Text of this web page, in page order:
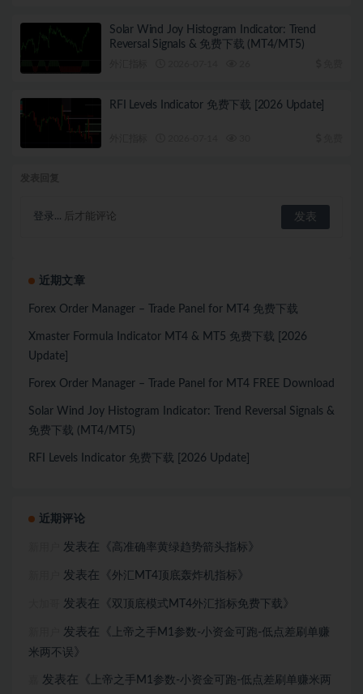
Solar Wind Joy Histogram Indicator: Trend
Reversal Signals & 免费下载 (MT4/MT5)
RFI Levels Indicator 免费下载 [2026 Update]
登录... 后才能评论
近期文章
Forex Order Manager – Trade Panel for MT4 免费下载
Xmaster Formula Indicator MT4 & MT5 免费下载 [2026
Update]
Forex Order Manager – Trade Panel for MT4 FREE Download
Solar Wind Joy Histogram Indicator: Trend Reversal Signals &
免费下载 (MT4/MT5)
RFI Levels Indicator 免费下载 [2026 Update]
近期评论
发表在《 高准确率黄绿趋势箭头指标 》
发表在《 外汇MT4顶底轰炸机指标 》
发表在《 双顶底模式MT4外汇指标免费下载 》
发表在《
上帝之手M1参数-小资金可跑-低点差刷单赚
米两不误 》
发表在《 上帝之手M1参数-小资金可跑-低点差刷单赚米两